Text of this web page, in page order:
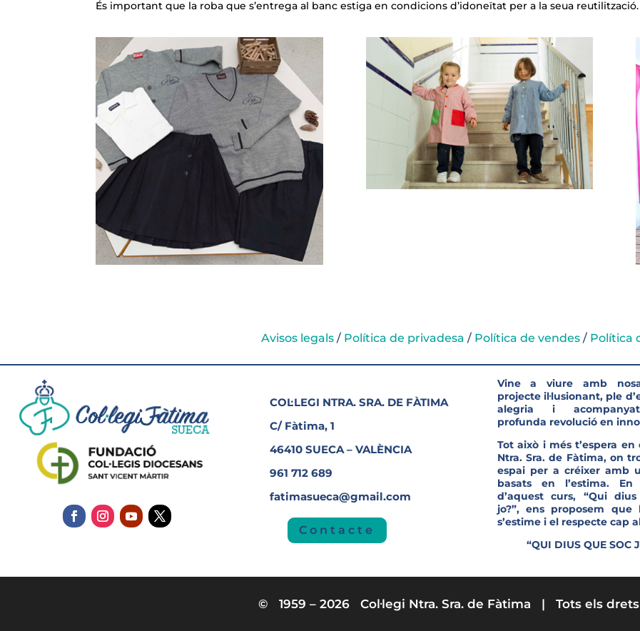
És important que la roba que s’entrega al banc estiga en condicions d’idoneïtat per a la seua reutilització.
Avisos legals/ Política de privadesa / Política de vendes/ Política
COL·LEGI NTRA. SRA. DE FÀTIMA
C/ Fàtima, 1
46410 SUECA – VALÈNCIA
961 712 689
fatimasueca@gmail.com
Contacte
Vine a viure amb
projecte il·lusionant, ple
alegria i
profunda revolució en
Tot això i més t’espera en
Ntra. Sra. de Fàtima, on
espai per a créixer amb
basats en l’estima.
d’aquest curs, “Qui
jo?”, ens proposem que
s’estime i el respecte cap
“QUI DIUS QUE SOC
© 1959 – 2026 Col·legi Ntra. Sra. de Fàtima | Tots els